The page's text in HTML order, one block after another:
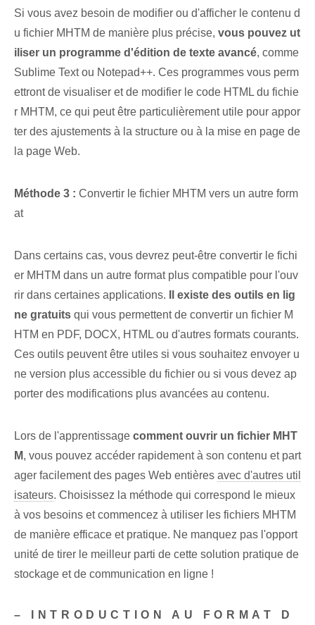
Si vous avez besoin de modifier ou d'afficher le contenu d
u fichier MHTM de manière plus précise, vous pouvez ut
iliser un programme d'édition de texte avancé,⁤ comme
Sublime Text ⁤ou Notepad++. Ces programmes vous perm
ettront de visualiser et de modifier le code HTML du fichie
r MHTM, ce qui peut être particulièrement utile pour appor
ter des ajustements à la structure ou à la mise en page de
la page Web.
Méthode ‌3 : Convertir le fichier MHTM⁤ vers⁢ un autre form
at
Dans certains cas, vous devrez peut-être convertir le fichi
er MHTM dans un autre format plus compatible pour l'ouv
rir dans certaines applications.
Il existe des outils en lig
ne gratuits qui vous permettent de convertir un fichier M
HTM en PDF, DOCX, HTML ou d'autres formats courants.
Ces outils peuvent être utiles si vous souhaitez envoyer u
ne version plus accessible du fichier ou si vous devez ap
porter des modifications plus avancées au contenu.
Lors de l'apprentissage comment ouvrir un fichier ⁤MHT
M, vous pouvez accéder rapidement à son contenu et part
ager facilement des pages Web entières avec d'autres util
isateurs. Choisissez la méthode qui correspond le mieux
à vos besoins et commencez à utiliser les fichiers MHTM
de manière efficace et pratique. Ne manquez pas l'opport
unité de tirer le meilleur parti de cette solution pratique de
stockage et de communication en ligne !
– INTRODUCTION AU FORMAT D